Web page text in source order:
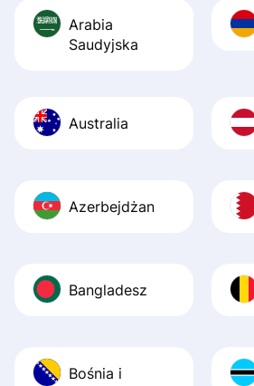
Arabia
Saudyjska
Australia
Azerbejdżan
Bangladesz
Bośnia i